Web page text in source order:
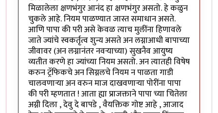
मिळालेला क्षणभंगुर आनंद हा क्षणभंगुर असतो. हे कळुन
चुकले आहे. नियम पाळण्यात जास्त समाधान असते.
आणि पापा की परी असे केवळ त्याच मुलींना हिणावले
जाते ज्यांचे स्वकर्तृत्व शुन्य असते अन लग्नाआधी बापाच्या
जीवावर (अन लग्नानंतर नवर्‍याच्या) सुखनैव आयुष्य
व्यतीत करणे हा ज्यांच्या नियम असतो. अन त्यातही विषेष
करुन ट्रॅफिकचे अन सिग्नलचे नियम न पाळता गाडी
चालवणार्‍या अन वरुन माज दाखवणार्‍या पोरींना पापा
की परी म्हणतात ! आता ह्या प्राजक्ताने पापा च्या चितेला
अग्नी दिला , देवु दे बापडे , वैयक्तिक गोष्ट आहे , आजाद